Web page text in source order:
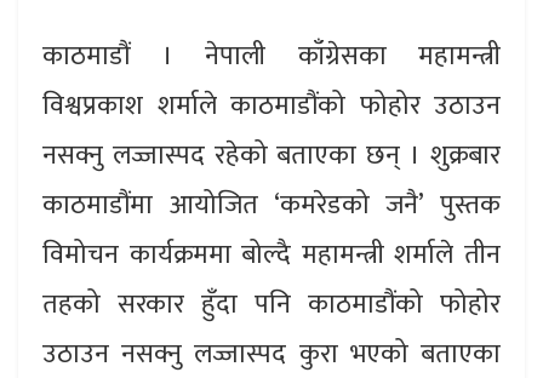
काठमाडौं । नेपाली काँग्रेसका महामन्त्री
विश्वप्रकाश शर्माले काठमाडौंको फोहोर उठाउन
नसक्नु लज्जास्पद रहेको बताएका छन् । शुक्रबार
काठमाडौंमा आयोजित ‘कमरेडको जनै’ पुस्तक
विमोचन कार्यक्रममा बोल्दै महामन्त्री शर्माले तीन
तहको सरकार हुँदा पनि काठमाडौंको फोहोर
उठाउन नसक्नु लज्जास्पद कुरा भएको बताएका